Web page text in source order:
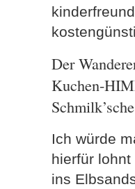
Der
Kuchen-
Ich würde
hierfür
ins